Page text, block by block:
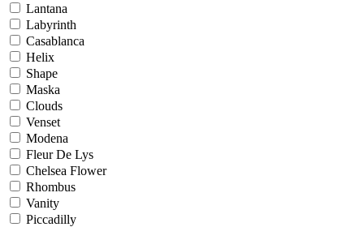
Lantana
Labyrinth
Casablanca
Helix
Shape
Maska
Clouds
Venset
Modena
Fleur De Lys
Chelsea Flower
Rhombus
Vanity
Piccadilly